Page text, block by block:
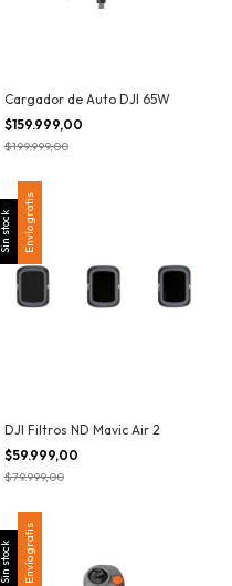
Cargador de Auto DJI 65W
$159.999,00
$199.999,00
Sin stock Envío gratis
DJI Filtros ND Mavic Air 2
$59.999,00
$79.999,00
Sin stock Envío gratis